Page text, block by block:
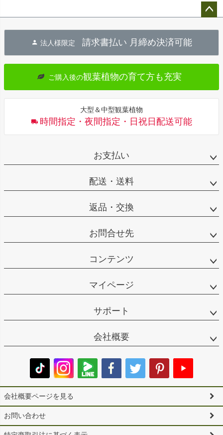
へ
法人様限定 請求書払い 月締め決済可能
ご購入後の観葉植物の育て方も充実
大型＆中型観葉植物
時間指定・夜間指定・日祝日配送可能
お支払い
配送・送料
返品・交換
お問合せ先
コンテンツ
マイページ
サポート
会社概要
会社概要ページを見る
お問い合わせ